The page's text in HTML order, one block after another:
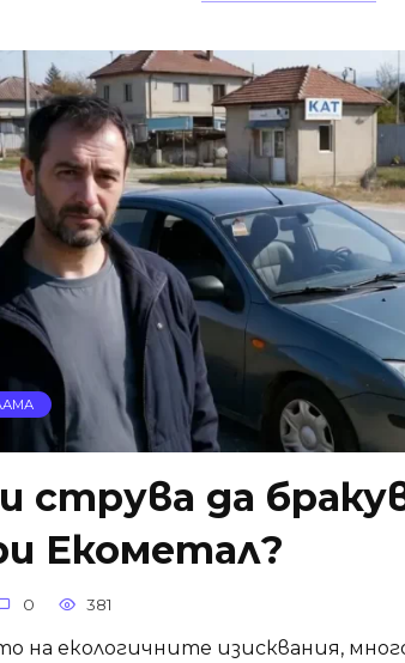
струва да
Екометал?
0 381
на екологичните изисквания,